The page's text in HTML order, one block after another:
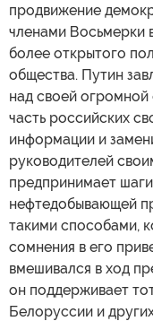
продвижение
членами Восьмерки
более открытого
общества. Путин
над своей огромной
часть российских
информации и
руководителей
предпринимает
нефтедобывающей
такими способами,
сомнения в его
вмешивался в ход
он поддерживает
Белоруссии и